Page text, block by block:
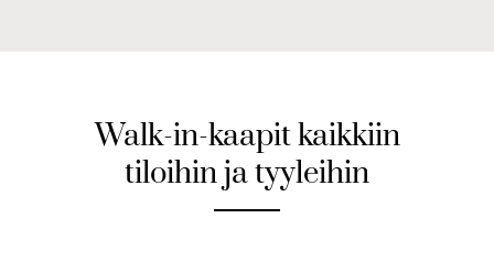
Walk-in-kaapit kaikkiin
tiloihin ja tyyleihin